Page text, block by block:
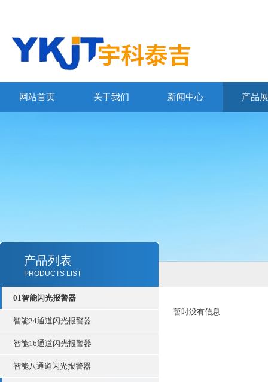
网站首页 关于我们 新闻中心 产品
产品列表
PRODUCTS LIST
01智能闪光报警器
智能24通道闪光报警器
智能16通道闪光报警器
智能八通道闪光报警器
暂时没有信息